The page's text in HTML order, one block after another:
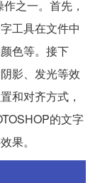
之一。首先，
工具在文件中
色等。接下
影、发光等效
和对齐方式，
的文字
果。